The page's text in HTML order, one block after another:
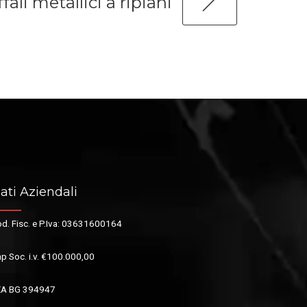
Aziendali
Fisc. e P.Iva: 03631600164
Soc. i.v. €100.000,00
BG 394947